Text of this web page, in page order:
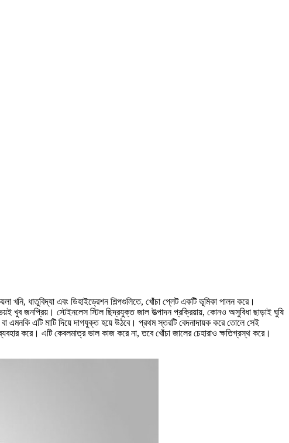
খনি, ধাতুবিদ্যা এবং ডিহাইড্রেশন শিল্পগুলিতে, খোঁচা প্লেট একটি ভূমিকা পালন করে।
খুব জনপ্রিয়। স্টেইনলেস স্টিল ছিদ্রযুক্ত জাল উত্পাদন প্রক্রিয়ায়, কোনও অসুবিধা ছাড়াই ঘুষি
এমনকি এটি মাটি দিয়ে দাগযুক্ত হয়ে উঠবে। প্রথম স্তরটি বেদনাদায়ক করে তোলে সেই
করে। এটি কেবলমাত্র ভাল কাজ করে না, তবে খোঁচা জালের চেহারাও ক্ষতিগ্রস্থ করে।